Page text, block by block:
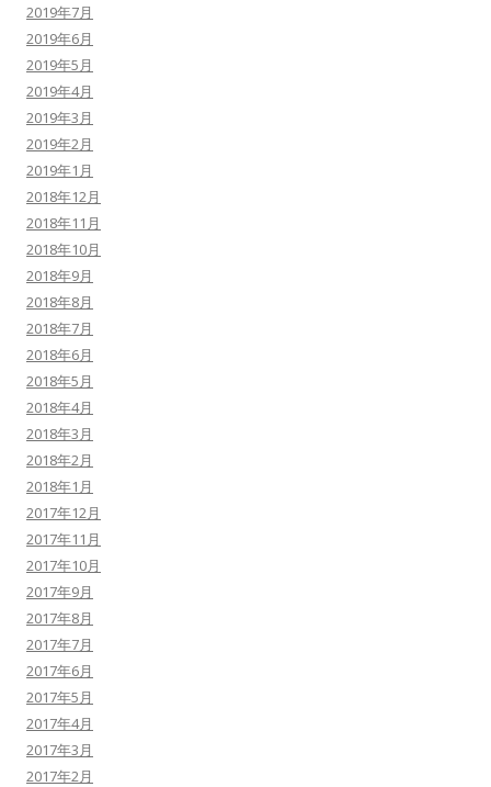
2019年7月
2019年6月
2019年5月
2019年4月
2019年3月
2019年2月
2019年1月
2018年12月
2018年11月
2018年10月
2018年9月
2018年8月
2018年7月
2018年6月
2018年5月
2018年4月
2018年3月
2018年2月
2018年1月
2017年12月
2017年11月
2017年10月
2017年9月
2017年8月
2017年7月
2017年6月
2017年5月
2017年4月
2017年3月
2017年2月